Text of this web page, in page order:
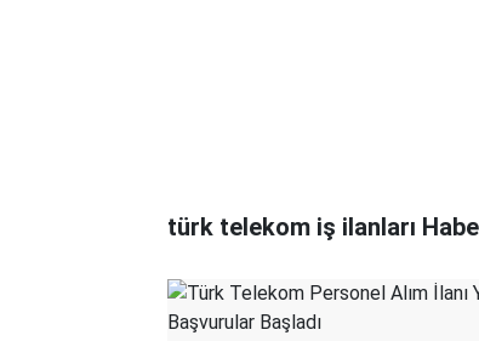
türk telekom iş ilanları